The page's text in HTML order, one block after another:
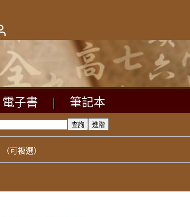
電子書 筆記本
（可複選）